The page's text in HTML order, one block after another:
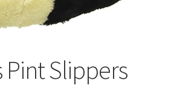
Pint Slippers